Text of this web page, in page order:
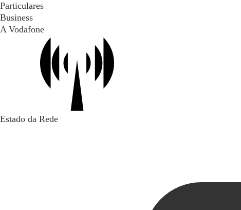
Particulares
Business
A Vodafone
Estado da Rede